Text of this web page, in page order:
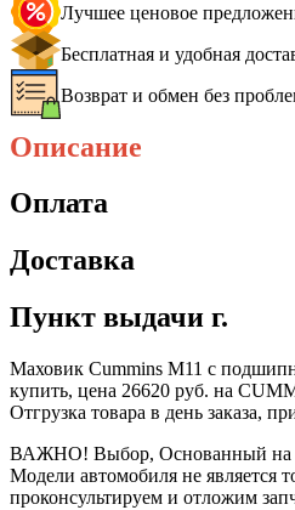
Лучшее ценовое
Бесплатная и удобная
Возврат и обмен без
Описание
Оплата
Доставка
Пункт выдачи г.
Маховик Cummins M11 с
купить, цена 26620 руб. на
Отгрузка товара в день заказа,
ВАЖНО! Выбор, Основанный на
Модели автомобиля не является
проконсультируем и отложим